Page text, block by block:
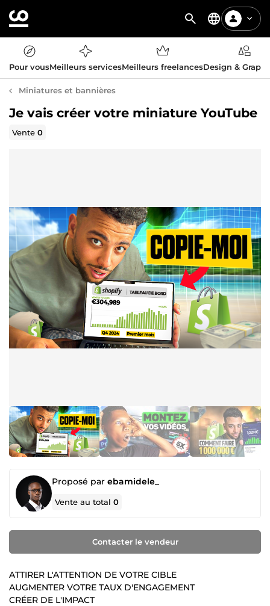
Pour vousMeilleurs servicesMeilleurs freelancesDesign &
Miniatures et bannières
Je vais créer votre miniature YouTube
Vente0
Proposé par ebamidele_
Vente au total0
Contacter le vendeur
ATTIRER L'ATTENTION DE VOTRE CIBLE
AUGMENTER VOTRE TAUX D'ENGAGEMENT
CRÉER DE L'IMPACT